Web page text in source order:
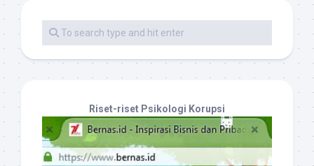
Riset-riset Psikologi Korupsi